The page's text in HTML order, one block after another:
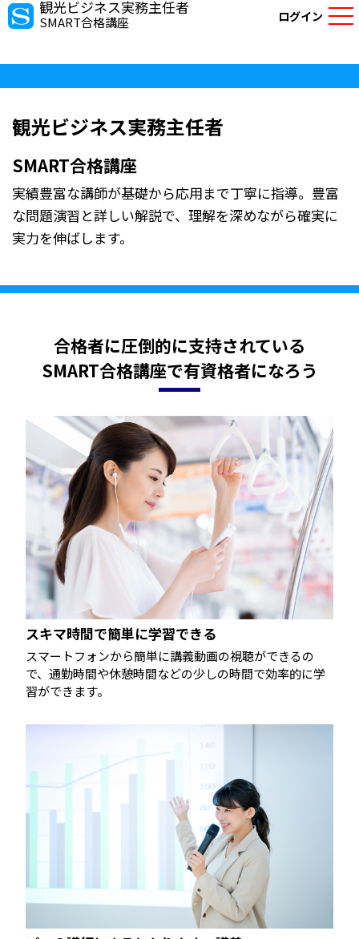
観光ビジネス実務主任者
SMART合格講座 ログイン
観光ビジネス実務主任者
SMART合格講座
実績豊富な講師が基礎から応用まで丁寧に指導。豊富
な問題演習と詳しい解説で、理解を深めながら確実に
実力を伸ばします。
合格者に圧倒的に支持されている
SMART合格講座で有資格者になろう
スキマ時間で簡単に学習できる
スマートフォンから簡単に講義動画の視聴ができるの
で、通勤時間や休憩時間などの少しの時間で効率的に学
習ができます。